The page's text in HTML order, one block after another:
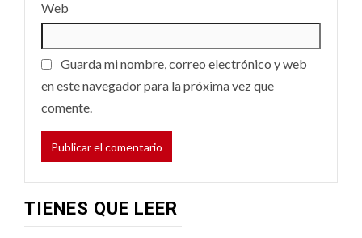
Web
Guarda mi nombre, correo electrónico y web
en este navegador para la próxima vez que
comente.
TIENES QUE LEER